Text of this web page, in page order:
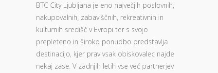
BTC City Ljubljana je eno največjih poslovnih,
nakupovalnih, zabaviščnih, rekreativnih in
kulturnih središč v Evropi ter s svojo
prepleteno in široko ponudbo predstavlja
destinacijo, kjer prav vsak obiskovalec najde
nekaj zase. V zadnjih letih vse več partnerjev